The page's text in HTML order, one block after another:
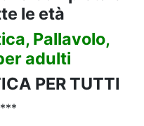
le età
Pallavolo,
adulti
PER TUTTI